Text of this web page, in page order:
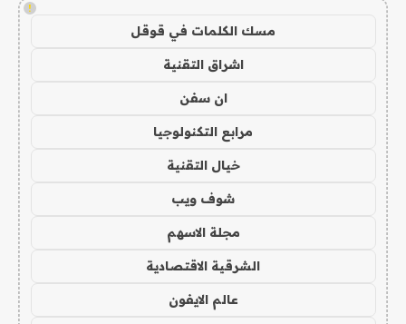
!
مسك الكلمات في قوقل
اشراق التقنية
ان سفن
مرابع التكنولوجيا
خيال التقنية
شوف ويب
مجلة الاسهم
الشرقية الاقتصادية
عالم الايفون